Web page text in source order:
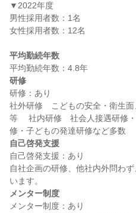
▼2022年度
男性採用者数：1名
女性採用者数：12名
平均勤続年数
研修
研修：あり
社外研修　こどもの安全・衛生
等 　社内研修　社会人接遇研修
自己啓発支援
自己啓発支援：あり
自社企画の研修、他社内外問わ
メンター制度